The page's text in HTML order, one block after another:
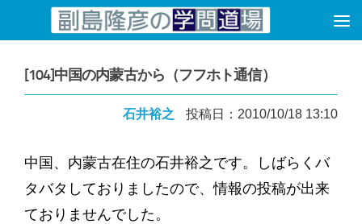
コンテンツへスキップ
[104]中国の内蒙古から（フフホト通信）
石井裕之 投稿日：2010/10/18 13:10
中国、内蒙古在住の石井裕之です。しばらくバ
タバタしておりましたので、情報の投稿が出来
ておりませんでした。